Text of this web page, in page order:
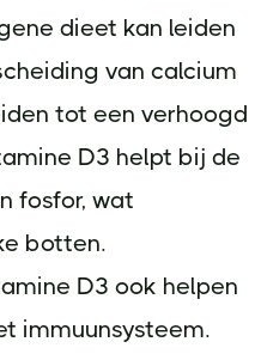
dieet kan leiden
van calcium
tot een verhoogd
D3 helpt bij de
fosfor, wat
botten.
D3 ook helpen
immuunsysteem.